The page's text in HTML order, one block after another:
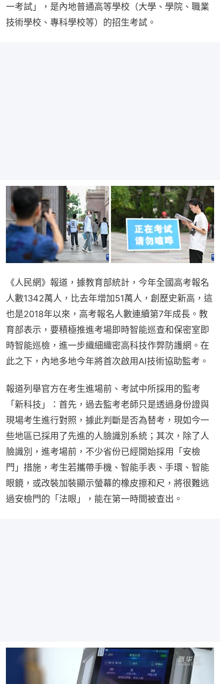
一考試」，是內地普通高等學校（大學、學院、職業
技術學校、專科學校等）的招生考試。
《人民網》報道，據教育部統計，今年全國高考報名
人數1342萬人，比去年增加51萬人，創歷史新高，這
也是2018年以來，高考報名人數連續第7年成長。教
育部表示，要積極推進考場即時智能巡查和保密室即
時智能巡檢，進一步織細織密高科技作弊防護網。在
此之下，內地多地今年將首次啟用AI技術協助監考。
報道列舉官方在考生進場前、考試中所採用的監考
「新科技」：首先，過去監考老師只是透過身份證與
現場考生進行對照，據此判斷是否為替考，現如今一
些地區已採用了先進的人臉識別系統；其次，除了人
臉識別，進考場前，不少省份已經開始採用「安檢
門」措施，考生若攜帶手機、智能手表、手環、智能
眼鏡，或改裝加裝顯示螢幕的橡皮擦和尺，將很難逃
過安檢門的「法眼」，能在第一時間被查出。